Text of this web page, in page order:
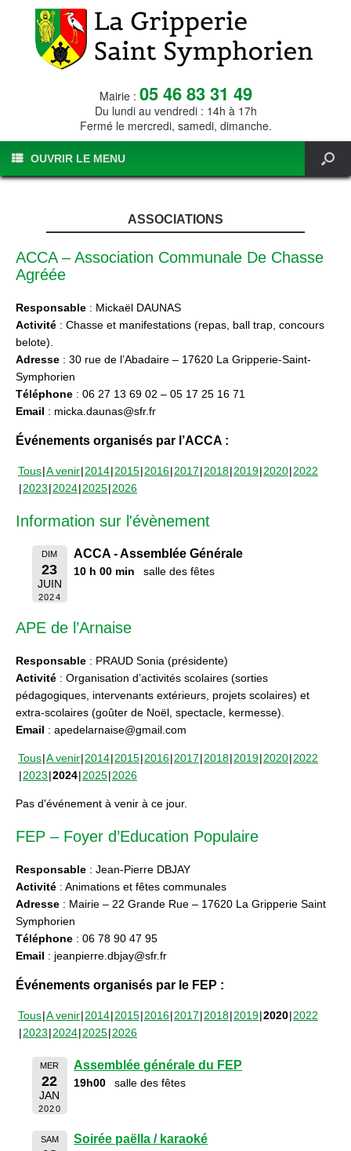
Mairie : 05 46 83 31 49
Du lundi au vendredi : 14h à 17h
Fermé le mercredi, samedi, dimanche.
OUVRIR LE MENU
ASSOCIATIONS
ACCA – Association Communale De Chasse
Agréée
Responsable : Mickaël DAUNAS
Activité : Chasse et manifestations (repas, ball trap, concours
belote).
Adresse : 30 rue de l’Abadaire – 17620 La Gripperie-Saint-
Symphorien
Téléphone : 06 27 13 69 02 – 05 17 25 16 71
Email : micka.daunas@sfr.fr
Événements organisés par l’ACCA :
Tous A venir 2014 2015 2016 2017 2018 2019 2020 2022
2023 2024 2025 2026
Information sur l'évènement
DIM
23
JUIN
2024
ACCA - Assemblée Générale
10 h 00 min salle des fêtes
APE de l’Arnaise
Responsable : PRAUD Sonia (présidente)
Activité : Organisation d’activités scolaires (sorties
pédagogiques, intervenants extérieurs, projets scolaires) et
extra-scolaires (goûter de Noël, spectacle, kermesse).
Email : apedelarnaise@gmail.com
Tous A venir 2014 2015 2016 2017 2018 2019 2020 2022
2023 2024 2025 2026
Pas d'événement à venir à ce jour.
FEP – Foyer d’Education Populaire
Responsable : Jean-Pierre DBJAY
Activité : Animations et fêtes communales
Adresse : Mairie – 22 Grande Rue – 17620 La Gripperie Saint
Symphorien
Téléphone : 06 78 90 47 95
Email : jeanpierre.dbjay@sfr.fr
Événements organisés par le FEP :
Tous A venir 2014 2015 2016 2017 2018 2019 2020 2022
2023 2024 2025 2026
MER
22
JAN
2020
Assemblée générale du FEP
19h00 salle des fêtes
SAM Soirée paëlla / karaoké